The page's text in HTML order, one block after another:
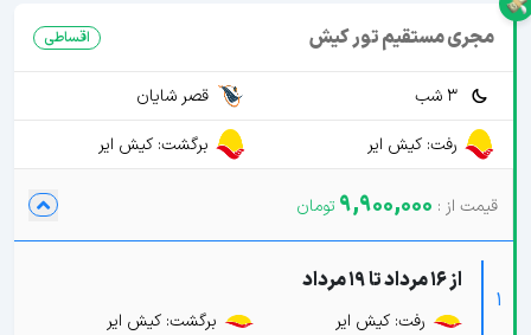
مجری مستقیم تور کیش اقساطی
3 شب
قصر شایان
رفت: کیش ایر
برگشت: کیش ایر
9,900,000
1
از 16 مرداد تا 19 مرداد
رفت: کیش ایر برگشت: کیش ایر